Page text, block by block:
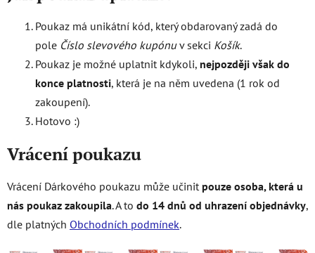
Poukaz má unikátní kód, který obdarovaný zadá do
pole Číslo slevového kupónuv sekci Košík.
Poukaz je možné uplatnit kdykoli, nejpozději však do
konce platnosti, která je na něm uvedena (1 rok od
zakoupení).
Hotovo :)
Vrácení poukazu
Vrácení Dárkového poukazu může učinit pouze osoba, která u
nás poukaz zakoupila. A to do 14 dnů od uhrazení objednávky,
dle platných Obchodních podmínek.